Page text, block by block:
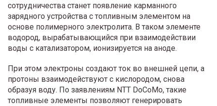
сотрудничества станет появление карманного
зарядного устройства с топливным элементом на
основе полимерного электролита. В таком элементе
водород, вырабатывающийся при взаимодействии
воды с катализатором, ионизируется на аноде.
При этом электроны создают ток во внешней цепи, а
протоны взаимодействуют с кислородом, снова
образуя воду. По заявлениям NTT DoCoMo, такие
топливные элементы позволяют генерировать